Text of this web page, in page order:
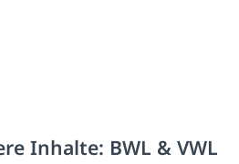
Inhalte: BWL & VWL